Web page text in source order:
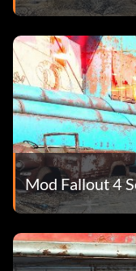
Mod Fallout 4